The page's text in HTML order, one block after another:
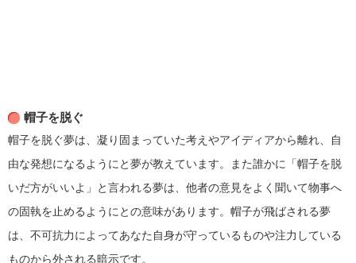
帽子を脱ぐ
帽子を脱ぐ夢は、凝り固まっていた考えやアイディアから離れ、自
由な発想になるようにと夢が教えています。また誰かに「帽子を脱
いだ方がいいよ」と言われる夢は、他者の意見をよく聞いて物事へ
の固執を止めるようにとの意味があります。帽子が飛ばされる夢
は、不可抗力によってあなた自身が守っているものや注力している
ものから外される暗示です。